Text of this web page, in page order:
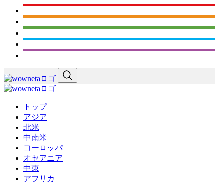
トップ
アジア
北米
中南米
ヨーロッパ
オセアニア
中東
アフリカ